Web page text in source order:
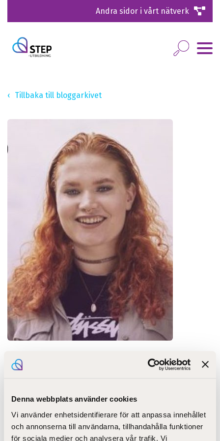
Denna webbplats använder cookies
Vi använder enhetsidentifierare för att anpassa innehållet
och annonserna till användarna, tillhandahålla funktioner
för sociala medier och analysera vår trafik. Vi
Andra sidor i vårt nätverk
Tillbaka till bloggarkivet
Utbildningar om
Om du eller någon i din organisation brukar fungera
som arbetsplatshandledare, är intresserad av att göra
det i framtiden eller rent av har ett allmänt intresse för